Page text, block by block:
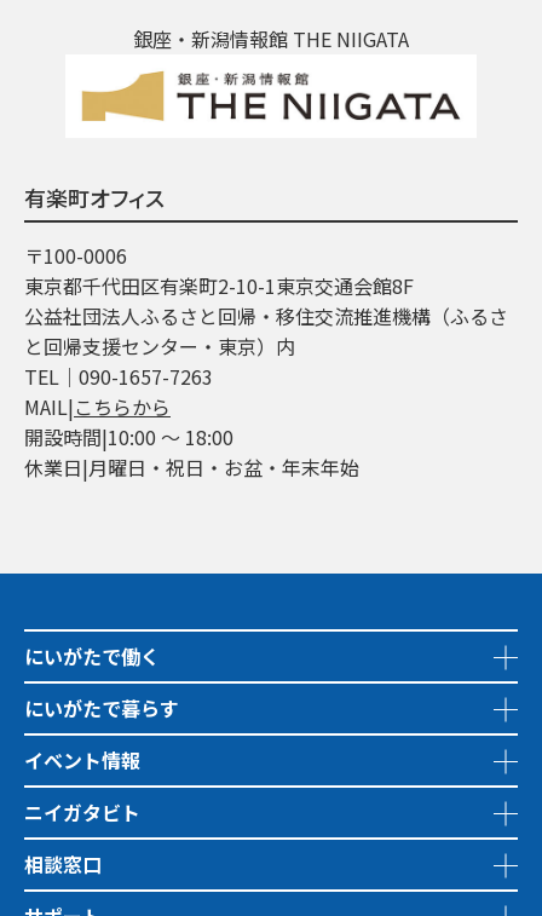
銀座・新潟情報館 THE NIIGATA
有楽町オフィス
〒100-0006
東京都千代田区有楽町2-10-1東京交通会館8F
公益社団法人ふるさと回帰・移住交流推進機構（ふるさ
と回帰支援センター・東京）内
TEL│090-1657-7263
MAIL|こちらから
開設時間|10:00 ～ 18:00
休業日|月曜日・祝日・お盆・年末年始
にいがたで働く
にいがたで暮らす
イベント情報
ニイガタビト
相談窓口